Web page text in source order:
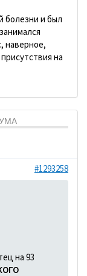
болезни и был
наверное,
на
#1293258
на 93